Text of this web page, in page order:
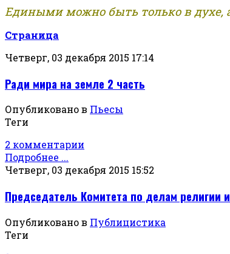
Едиными можно быть только в духе,
Страница
Четверг, 03 декабря 2015 17:14
Ради мира на земле 2 часть
Опубликовано в Пьесы
Теги
2 комментарии
Подробнее ...
Четверг, 03 декабря 2015 15:52
Председатель Комитета по делам религии
Опубликовано в Публицистика
Теги